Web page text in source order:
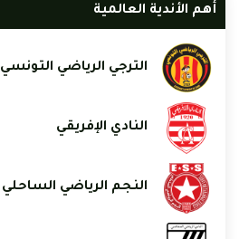
أهم الأندية العالمية
الترجي الرياضي التونسي
النادي الإفريقي
النجم الرياضي الساحلي